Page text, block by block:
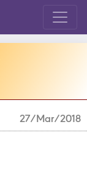
27/Mar/2018